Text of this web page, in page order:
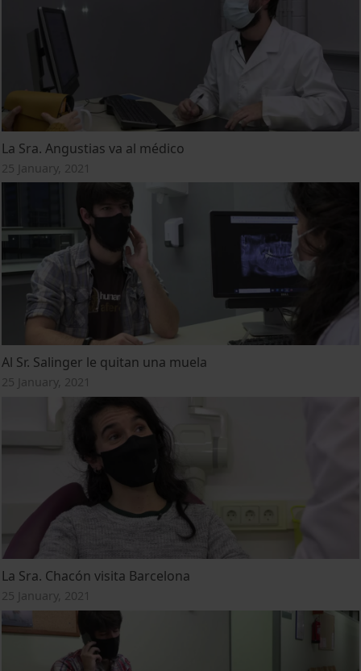
La Sra. Angustias va al médico
25 January, 2021
Al Sr. Salinger le quitan una muela
25 January, 2021
La Sra. Chacón visita Barcelona
25 January, 2021